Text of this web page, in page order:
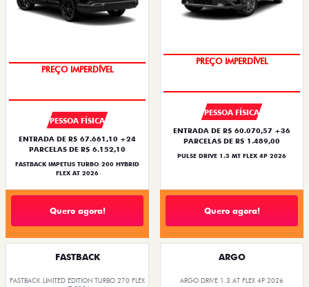
OPORTUNIDADE
PESSOA FÍSICA
ENTRADA DE R$ 67.661,10 +24
PARCELAS DE R$ 6.152,10
FASTBACK IMPETUS TURBO 200 HYBRID
FLEX AT 2026
Quero agora!
OPORTUNIDADE
PESSOA FÍSICA
ENTRADA DE R$ 60.070,57 +36
PARCELAS DE R$ 1.489,00
PULSE DRIVE 1.3 MT FLEX 4P 2026
Quero agora!
FASTBACK
FASTBACK LIMITED EDITION TURBO 270 FLEX
ARGO
ARGO DRIVE 1.3 AT FLEX 4P 2026